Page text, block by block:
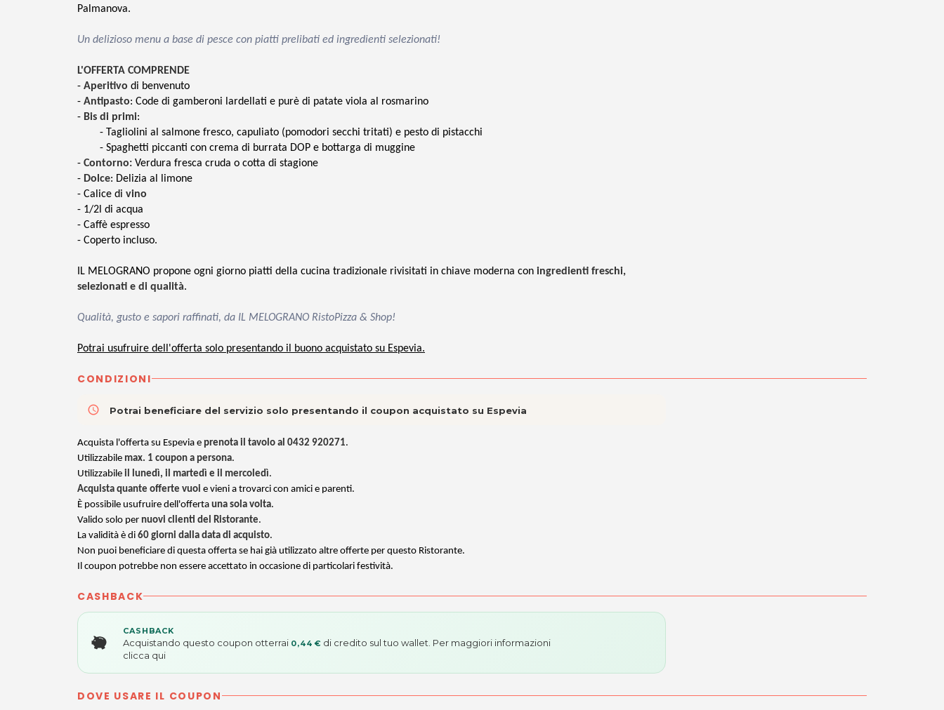
Palmanova.
Un delizioso menu a base di pesce con piatti prelibati ed ingredienti selezionati!
L'OFFERTA COMPRENDE
- Aperitivo di benvenuto
- Antipasto: Code di gamberoni lardellati e purè di patate viola al rosmarino
- Bis di primi:
- Tagliolini al salmone fresco, capuliato (pomodori secchi tritati) e pesto di pistacchi
- Spaghetti piccanti con crema di burrata DOP e bottarga di muggine
- Contorno: Verdura fresca cruda o cotta di stagione
- Dolce: Delizia al limone
- Calice di vino
- 1/2l di acqua
- Caffè espresso
- Coperto incluso.
IL MELOGRANO propone ogni giorno piatti della cucina tradizionale rivisitati in chiave moderna con ingredienti freschi,
selezionati e di qualità.
Qualità, gusto e sapori raffinati, da IL MELOGRANO RistoPizza & Shop!
Potrai usufruire dell'offerta solo presentando il buono acquistato su Espevia.
CONDIZIONI
access_time Potrai beneficiare del servizio solo presentando il coupon acquistato su Espevia
Acquista l'offerta su Espevia e prenota il tavolo al 0432 920271.
Utilizzabile max. 1 coupon a persona.
Utilizzabile il lunedì, il martedì e il mercoledì.
Acquista quante offerte vuoi e vieni a trovarci con amici e parenti.
È possibile usufruire dell'offerta una sola volta.
Valido solo per nuovi clienti del Ristorante.
La validità è di 60 giorni dalla data di acquisto.
Non puoi beneficiare di questa offerta se hai già utilizzato altre offerte per questo Ristorante.
Il coupon potrebbe non essere accettato in occasione di particolari festività.
CASHBACK
CASHBACK
Acquistando questo coupon otterrai 0,44 € di credito sul tuo wallet. Per maggiori informazioni
clicca qui
DOVE USARE IL COUPON